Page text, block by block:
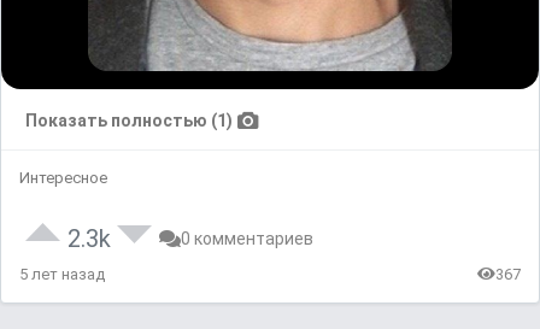
Показать полностью (1)
Интересное
2.3k 0 комментариев
5 лет назад 367